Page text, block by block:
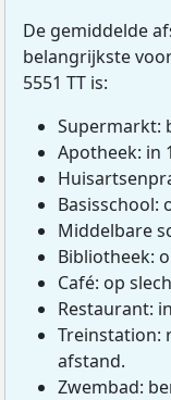
De gemiddelde
belangrijkste
5551 TT is:
Supermarkt:
Apotheek: in
Basisschool:
Middelbare
Bibliotheek:
Café: op
Restaurant:
Treinstation:
afstand.
Zwembad: